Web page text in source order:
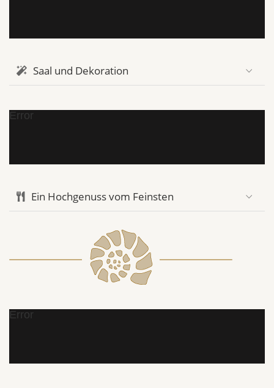
Saal und Dekoration
Error
Ein Hochgenuss vom Feinsten
Error